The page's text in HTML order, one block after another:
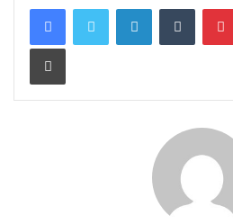
LinkedInTumblr
Print